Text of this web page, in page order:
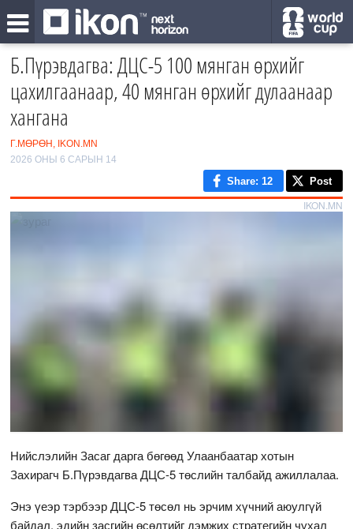
Б.Пүрэвдагва: ДЦС-5 100 мянган өрхийг
цахилгаанаар, 40 мянган өрхийг дулаанаар
хангана
Г.МӨРӨН, IKON.MN
2026 ОНЫ 6 САРЫН 14
Share: 12 Post
IKON.MN
Нийслэлийн Засаг дарга бөгөөд Улаанбаатар хотын
Захирагч Б.Пүрэвдагва ДЦС-5 төслийн талбайд ажиллалаа.
Энэ үеэр тэрбээр ДЦС-5 төсөл нь эрчим хүчний аюулгүй
байдал, эдийн засгийн өсөлтийг дэмжих стратегийн чухал